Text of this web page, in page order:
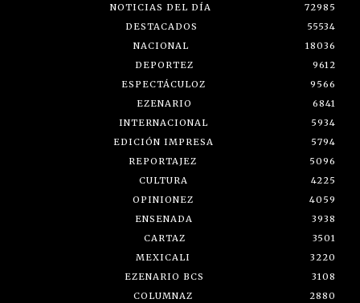
NOTICIAS DEL DÍA
72985
DESTACADOS
55534
NACIONAL
18036
DEPORTEZ
9612
ESPECTÁCULOZ
9566
EZENARIO
6841
INTERNACIONAL
5934
EDICIÓN IMPRESA
5794
REPORTAJEZ
5096
CULTURA
4225
OPINIONEZ
4059
ENSENADA
3938
CARTAZ
3501
MEXICALI
3220
EZENARIO BCS
3108
COLUMNAZ
2880